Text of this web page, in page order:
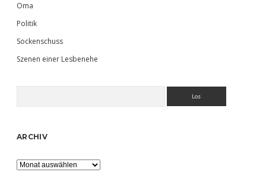
Oma
Politik
Sockenschuss
Szenen einer Lesbenehe
ARCHIV
Archiv